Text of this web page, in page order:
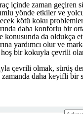
içinde zaman
yönde etkiler ve
kötü koku
daha konforlu bir
da oldukça
yardımcı olur ve
bir kokuyla çevrili
çevrili olmak, sürüş
daha keyifli bir